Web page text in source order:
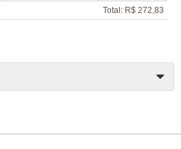
Total: R$ 272,83